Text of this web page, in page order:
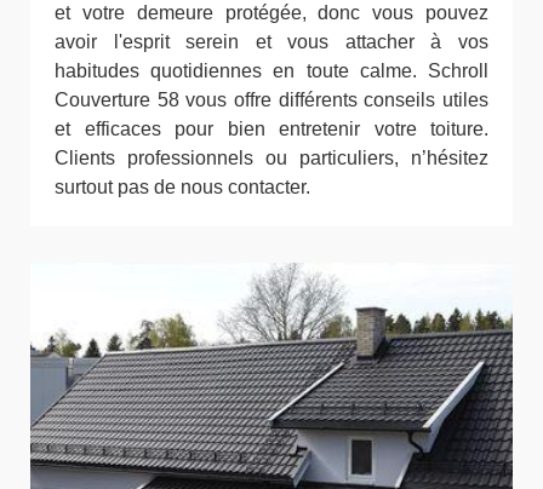
et votre demeure protégée, donc vous pouvez
avoir l'esprit serein et vous attacher à vos
habitudes quotidiennes en toute calme. Schroll
Couverture 58 vous offre différents conseils utiles
et efficaces pour bien entretenir votre toiture.
Clients professionnels ou particuliers, n’hésitez
surtout pas de nous contacter.